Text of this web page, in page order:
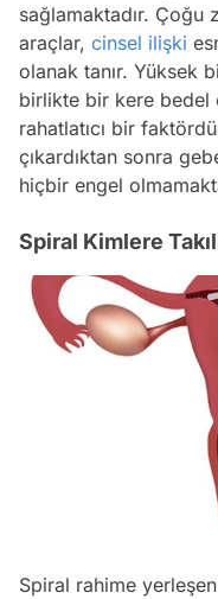
sağlamaktadır. Çoğu
araçlar, cinsel ilişki
olanak tanır. Yüksek
birlikte bir kere bedel
rahatlatıcı bir
çıkardıktan sonra
hiçbir engel
Spiral Kimlere
Spiral rahime